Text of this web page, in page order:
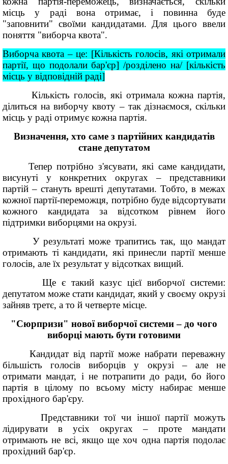
місць у раді вона отримає, і повинна буде
"заповнити" своїми кандидатами. Для цього ввели
поняття "виборча квота".
Виборча квота – це: [Кількість голосів, які отримали
партії, що подолали бар'єр]/розділено на/ [кількість
місць у відповідній раді]
Кількість голосів, які отримала кожна партія,
ділиться на виборчу квоту – так дізнаємося, скільки
місць у раді отримує кожна партія.
Визначення, хто саме з партійних кандидатів
стане депутатом
Тепер потрібно з'ясувати, які саме кандидати,
висунуті у конкретних округах – представники
партій – стануть врешті депутатами. Тобто, в межах
кожної партії-переможця, потрібно буде відсортувати
кожного кандидата за відсотком рівнем його
підтримки виборцями на окрузі.
У результаті може трапитись так, що мандат
отримають ті кандидати, які принесли партії менше
голосів, але їх результат у відсотках вищий.
Ще є такий казус цієї виборчої системи:
депутатом може стати кандидат, який у своєму окрузі
зайняв третє, а то й четверте місце.
"Сюрпризи" нової виборчої системи – до чого
виборці мають бути готовими
Кандидат від партії може набрати переважну
більшість голосів виборців у окрузі – але не
отримати мандат, і не потрапити до ради, бо його
партія в цілому по всьому місту набирає менше
прохідного бар'єру.
Представники тої чи іншої партії можуть
лідирувати в усіх округах – проте мандати
отримають не всі, якщо ще хоч одна партія подолає
прохідний бар'єр.